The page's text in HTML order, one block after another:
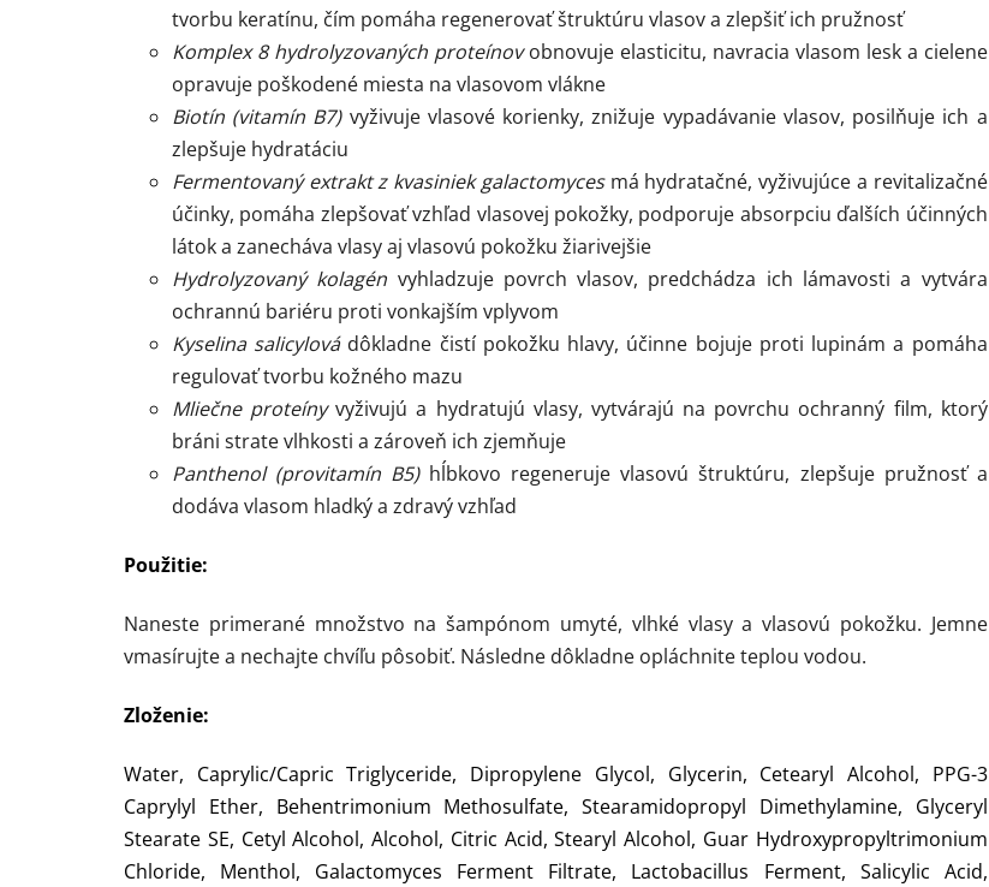
tvorbu keratínu, čím pomáha regenerovať štruktúru vlasov a zlepšiť ich pružnosť
Komplex 8 hydrolyzovaných proteínovobnovuje elasticitu, navracia vlasom lesk a cielene
opravuje poškodené miesta na vlasovom vlákne
Biotín (vitamín B7)vyživuje vlasové korienky, znižuje vypadávanie vlasov, posilňuje ich a
zlepšuje hydratáciu
Fermentovaný extrakt z kvasiniek galactomycesmá hydratačné, vyživujúce a revitalizačné
účinky, pomáha zlepšovať vzhľad vlasovej pokožky, podporuje absorpciu ďalších účinných
látok a zanecháva vlasy aj vlasovú pokožku žiarivejšie
Hydrolyzovaný kolagén vyhladzuje povrch vlasov, predchádza ich lámavosti a vytvára
ochrannú bariéru proti vonkajším vplyvom
Kyselina salicylovádôkladne čistí pokožku hlavy, účinne bojuje proti lupinám a pomáha
regulovať tvorbu kožného mazu
Mliečne proteínyvyživujú a hydratujú vlasy, vytvárajú na povrchu ochranný film, ktorý
bráni strate vlhkosti a zároveň ich zjemňuje
Panthenol (provitamín B5) hĺbkovo regeneruje vlasovú štruktúru, zlepšuje pružnosť a
dodáva vlasom hladký a zdravý vzhľad
Použitie:
Naneste primerané množstvo na šampónom umyté, vlhké vlasy a vlasovú pokožku. Jemne
vmasírujte a nechajte chvíľu pôsobiť. Následne dôkladne opláchnite teplou vodou.
Zloženie:
Water, Caprylic/Capric Triglyceride, Dipropylene Glycol, Glycerin, Cetearyl Alcohol, PPG-3
Caprylyl Ether, Behentrimonium Methosulfate, Stearamidopropyl Dimethylamine, Glyceryl
Stearate SE, Cetyl Alcohol, Alcohol, Citric Acid, Stearyl Alcohol, Guar Hydroxypropyltrimonium
Chloride, Menthol, Galactomyces Ferment Filtrate, Lactobacillus Ferment, Salicylic Acid,